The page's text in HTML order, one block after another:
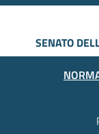
SENATO